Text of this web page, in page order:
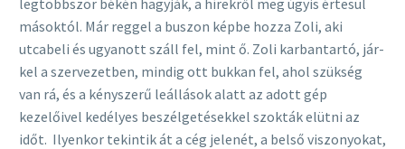
legtöbbször békén hagyják, a hírekről meg úgyis értesül
másoktól. Már reggel a buszon képbe hozza Zoli, aki
utcabeli és ugyanott száll fel, mint ő. Zoli karbantartó, jár-
kel a szervezetben, mindig ott bukkan fel, ahol szükség
van rá, és a kényszerű leállások alatt az adott gép
kezelőivel kedélyes beszélgetésekkel szokták elütni az
időt. Ilyenkor tekintik át a cég jelenét, a belső viszonyokat,